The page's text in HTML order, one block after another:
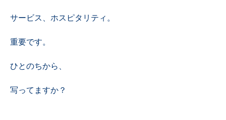
サービス、ホスピタリティ。
重要です。
ひとのちから、
写ってますか？